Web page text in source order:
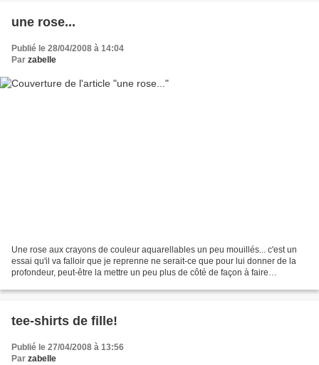
une rose...
Publié le 28/04/2008 à 14:04
Par zabelle
Une rose aux crayons de couleur aquarellables un peu mouillés... c'est un
essai qu'il va falloir que je reprenne ne serait-ce que pour lui donner de la
profondeur, peut-être la mettre un peu plus de côté de façon à faire
tee-shirts de fille!
Publié le 27/04/2008 à 13:56
Par zabelle